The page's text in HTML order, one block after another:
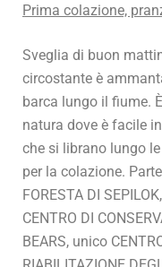
Prima colazione,
Sveglia di buon
circostante è
barca lungo il fiume.
natura dove è facile
che si librano lungo
per la colazione.
FORESTA DI
CENTRO DI
BEARS, unico